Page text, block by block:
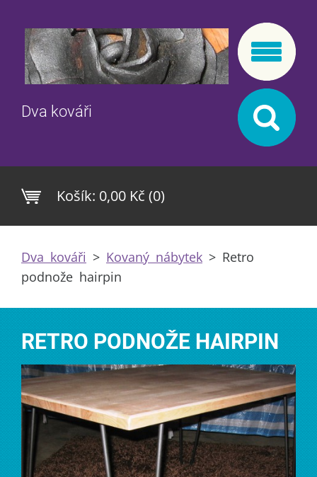
Dva kováři
Košík: 0,00 Kč (0)
Dva kováři > Kovaný nábytek > Retro
podnože hairpin
RETRO PODNOŽE HAIRPIN